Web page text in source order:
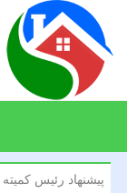
پیشنهاد رئیس